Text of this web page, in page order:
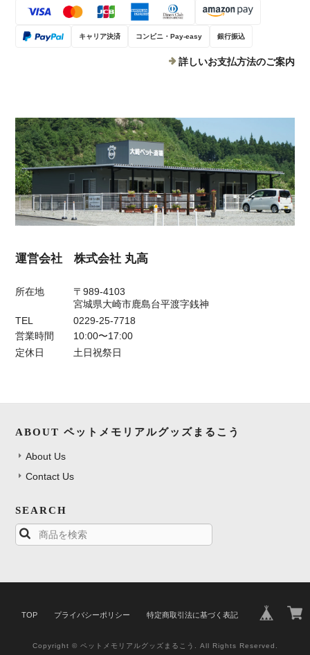
キャリア決済 コンビニ・Pay-easy 銀行振込
詳しいお支払方法のご案内
運営会社 株式会社 丸高
所在地
〒989-4103
宮城県大崎市鹿島台平渡字銭神
TEL
0229-25-7718
営業時間
10:00〜17:00
定休日
土日祝祭日
ABOUT ペットメモリアルグッズまるこう
About Us
Contact Us
SEARCH
TOP プライバシーポリシー 特定商取引法に基づく表記
Copyright © ペットメモリアルグッズまるこう. All Rights Reserved.